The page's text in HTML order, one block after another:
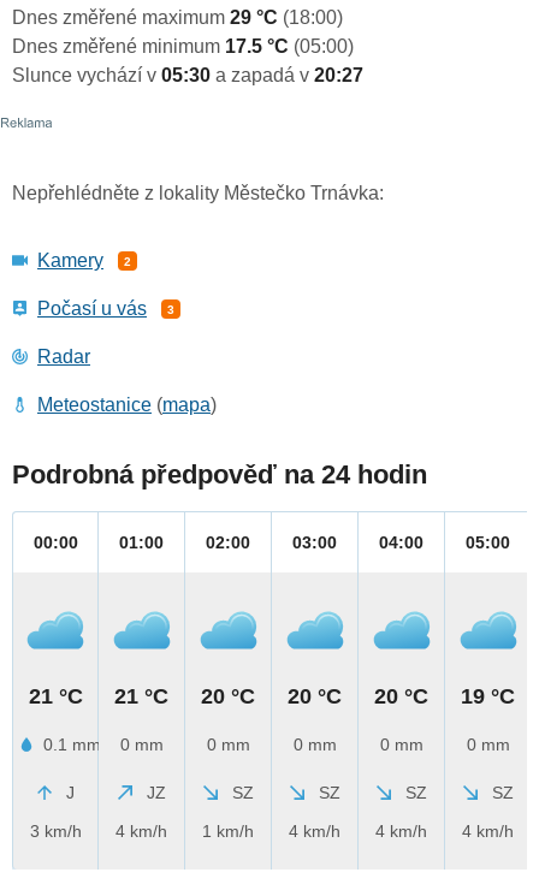
Dnes změřené maximum 29 °C (18:00)
Dnes změřené minimum 17.5 °C (05:00)
Slunce vychází v 05:30 a zapadá v 20:27
Nepřehlédněte z lokality Městečko Trnávka:
Kamery 2
Počasí u vás 3
Radar
Meteostanice (mapa)
Podrobná předpověď na 24 hodin
00:00
21 °C
0.1 mm
J
3 km/h
01:00
21 °C
0 mm
JZ
4 km/h
02:00
20 °C
0 mm
SZ
1 km/h
03:00
20 °C
0 mm
SZ
4 km/h
04:00
20 °C
0 mm
SZ
4 km/h
05:00
19 °C
0 mm
SZ
4 km/h